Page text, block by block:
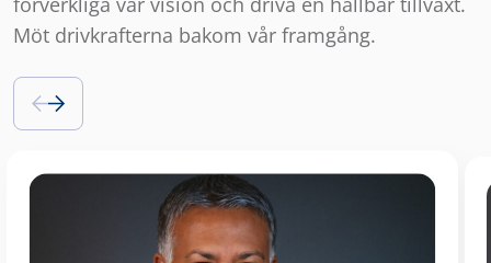
Möt drivkrafterna bakom vår framgång.